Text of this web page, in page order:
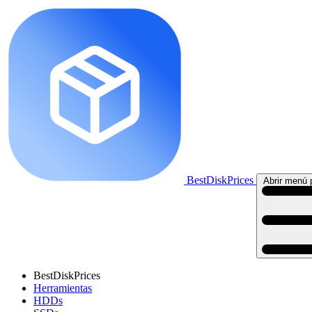
BestDiskPrices Abrir menú
BestDiskPrices
Herramientas
HDDs